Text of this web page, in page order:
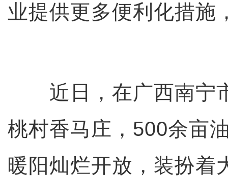
业提供更多便利化措施
近日，在广西南宁
桃村香马庄，500余亩
暖阳灿烂开放，装扮着